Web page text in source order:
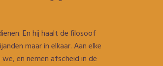
En hij haalt de filosoof
maar in elkaar. Aan elke
en nemen afscheid in de